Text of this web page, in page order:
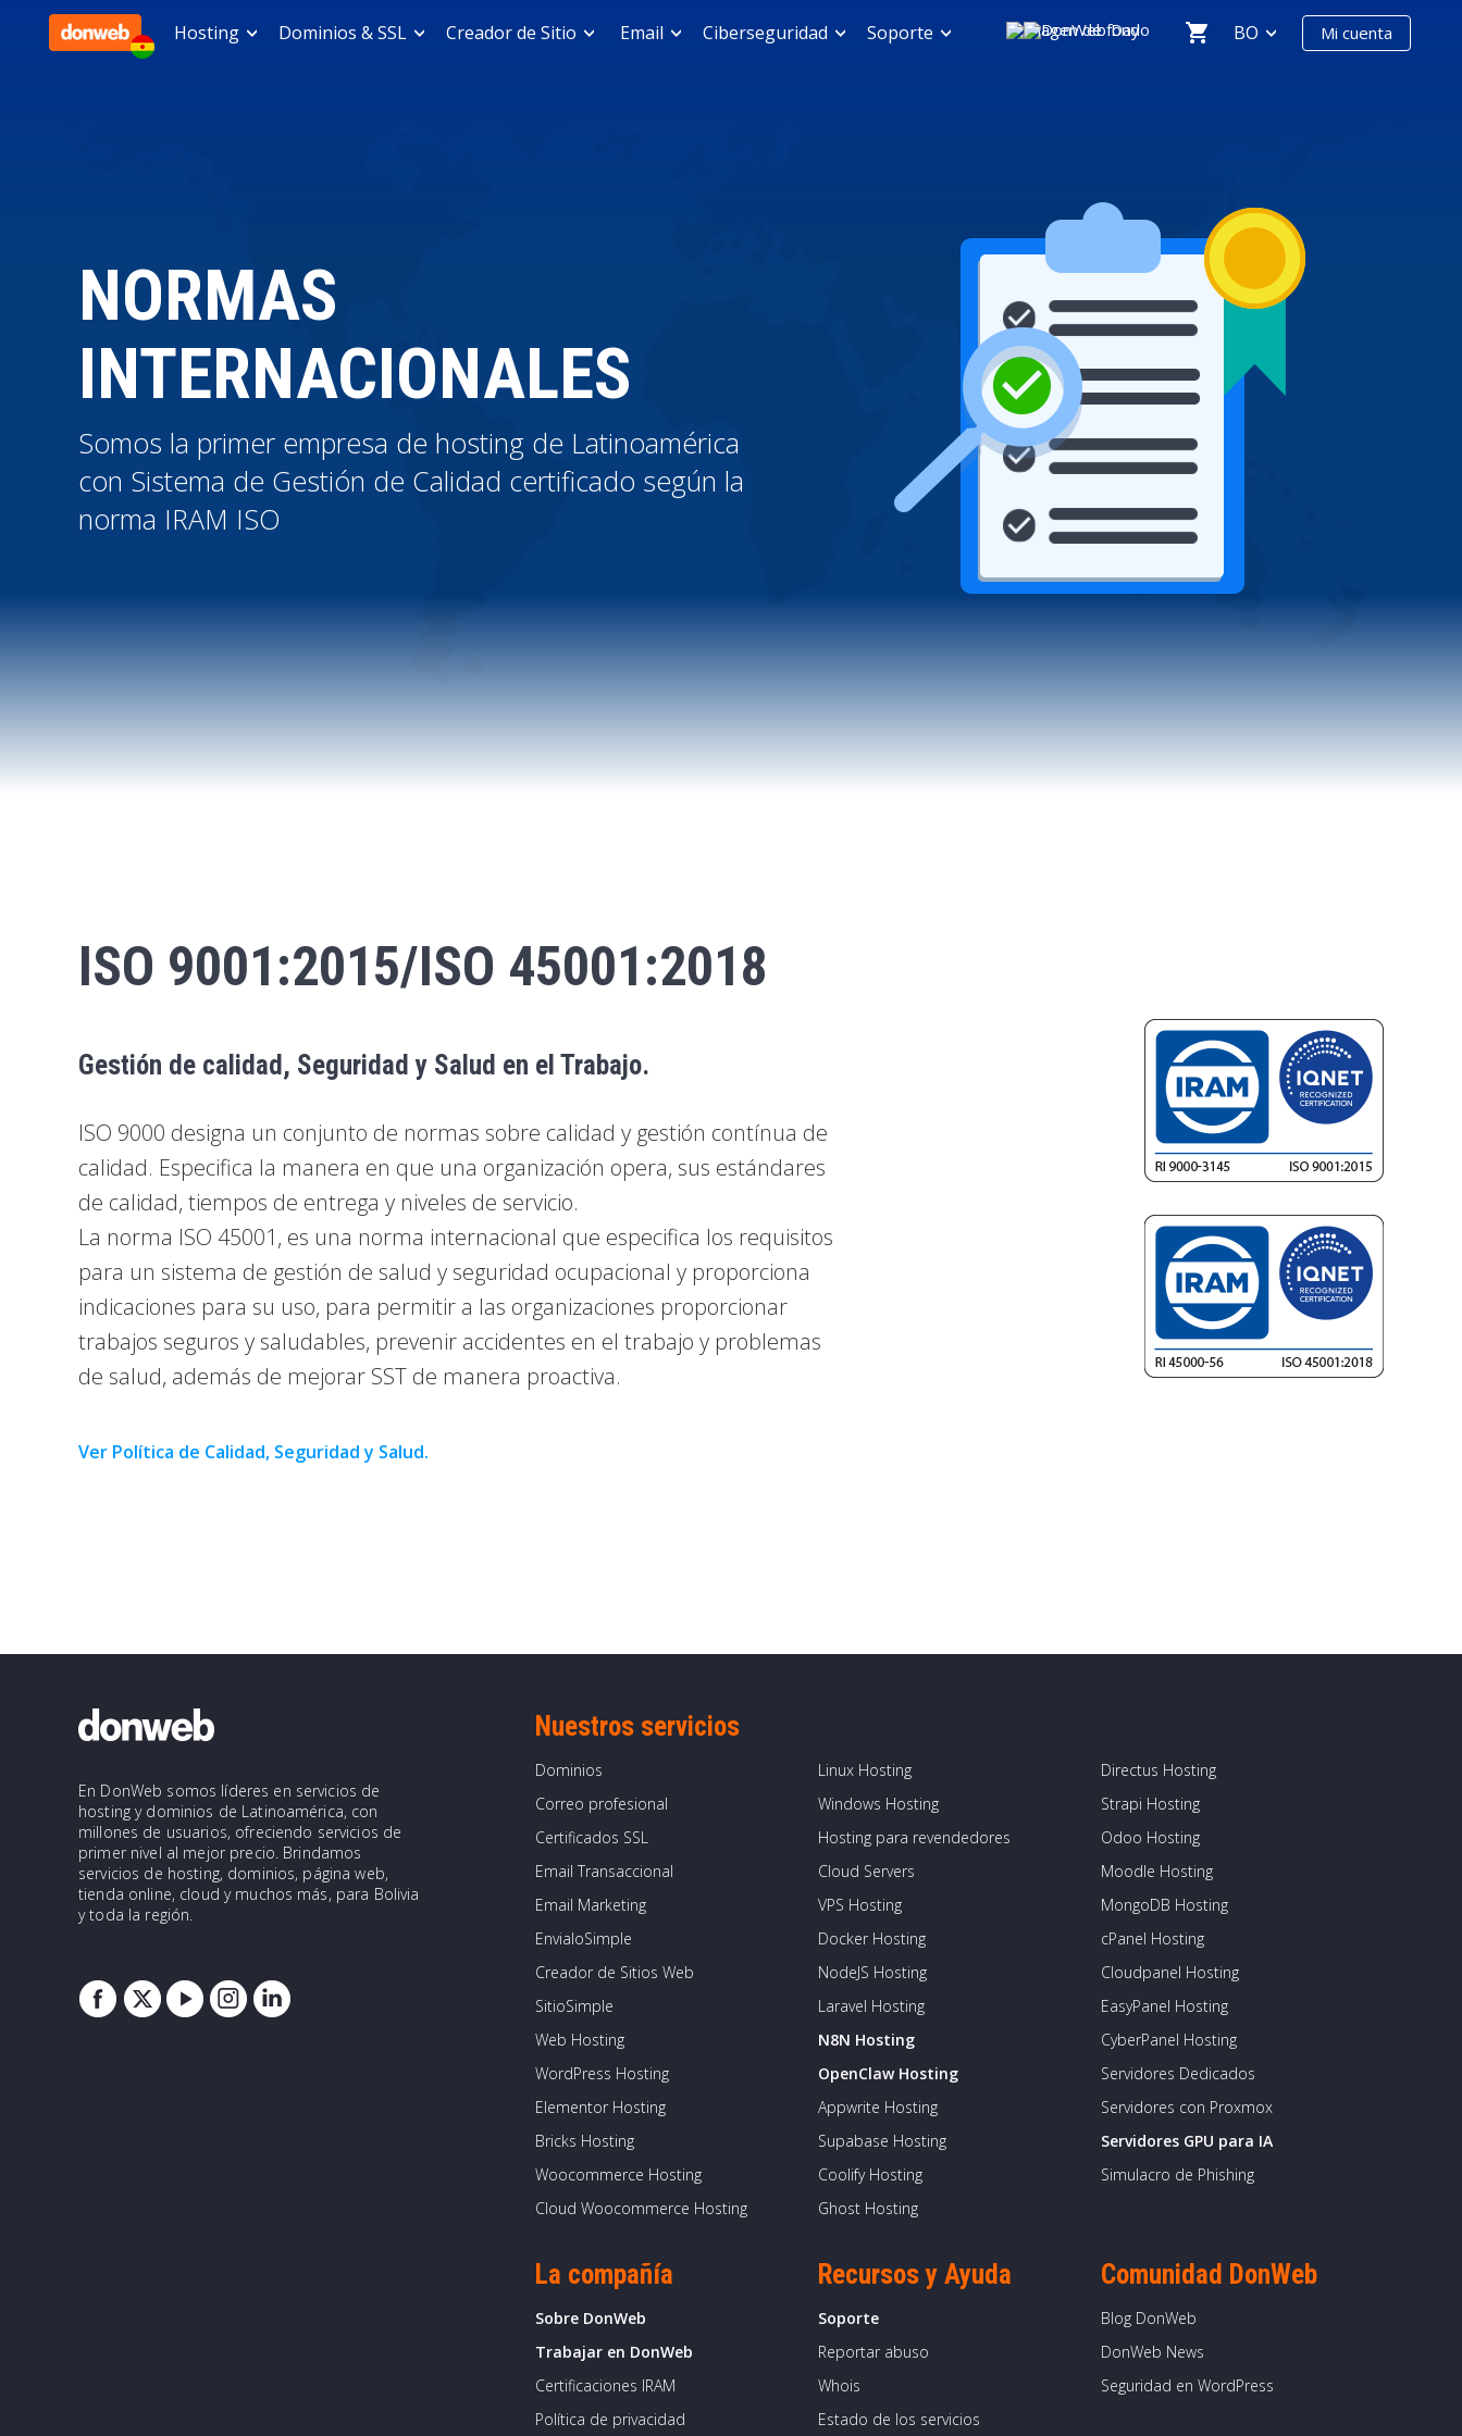
Hosting Dominios & SSL Creador de Sitio Email Ciberseguridad Soporte BO Mi cuenta
NORMAS
INTERNACIONALES
Somos la primer empresa de hosting de Latinoamérica
con Sistema de Gestión de Calidad certificado según la
norma IRAM ISO
ISO 9001:2015/ISO 45001:2018
Gestión de calidad, Seguridad y Salud en el Trabajo.
ISO 9000 designa un conjunto de normas sobre calidad y gestión contínua de
calidad. Especifica la manera en que una organización opera, sus estándares
de calidad, tiempos de entrega y niveles de servicio.
La norma ISO 45001, es una norma internacional que especifica los requisitos
para un sistema de gestión de salud y seguridad ocupacional y proporciona
indicaciones para su uso, para permitir a las organizaciones proporcionar
trabajos seguros y saludables, prevenir accidentes en el trabajo y problemas
de salud, además de mejorar SST de manera proactiva.
Ver Política de Calidad, Seguridad y Salud.
En DonWeb somos líderes en servicios de
hosting y dominios de Latinoamérica, con
millones de usuarios, ofreciendo servicios de
primer nivel al mejor precio. Brindamos
servicios de hosting, dominios, página web,
tienda online, cloud y muchos más, para Bolivia
y toda la región.
Nuestros servicios
Dominios
Correo profesional
Certificados SSL
Email Transaccional
Email Marketing
EnvialoSimple
Creador de Sitios Web
SitioSimple
Web Hosting
WordPress Hosting
Elementor Hosting
Bricks Hosting
Woocommerce Hosting
Cloud Woocommerce Hosting
Linux Hosting
Windows Hosting
Hosting para revendedores
Cloud Servers
VPS Hosting
Docker Hosting
NodeJS Hosting
Laravel Hosting
N8N Hosting
OpenClaw Hosting
Appwrite Hosting
Supabase Hosting
Coolify Hosting
Ghost Hosting
Directus Hosting
Strapi Hosting
Odoo Hosting
Moodle Hosting
MongoDB Hosting
cPanel Hosting
Cloudpanel Hosting
EasyPanel Hosting
CyberPanel Hosting
Servidores Dedicados
Servidores con Proxmox
Servidores GPU para IA
Simulacro de Phishing
La compañía
Sobre DonWeb
Trabajar en DonWeb
Certificaciones IRAM
Política de privacidad
Recursos y Ayuda
Soporte
Reportar abuso
Whois
Estado de los servicios
Comunidad DonWeb
Blog DonWeb
DonWeb News
Seguridad en WordPress